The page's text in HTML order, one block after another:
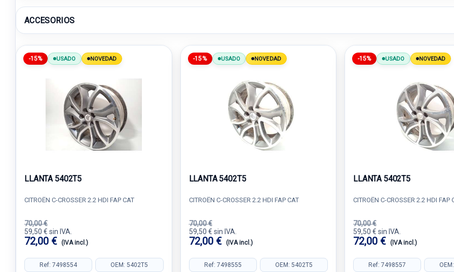
ACCESORIOS
-15% USADO NOVEDAD
LLANTA 5402T5
CITROËN C-CROSSER 2.2 HDI FAP CAT
70,00 €
59,50 € sin IVA.
72,00 € (IVA incl.)
Ref: 7498554 OEM: 5402T5
-15% USADO NOVEDAD
LLANTA 5402T5
CITROËN C-CROSSER 2.2 HDI FAP CAT
70,00 €
59,50 € sin IVA.
72,00 € (IVA incl.)
Ref: 7498555 OEM: 5402T5
-15% USADO NOVEDAD
LLANTA 5402T5
CITROËN C-CROSSER 2.2 HDI FAP
70,00 €
59,50 € sin IVA.
72,00 € (IVA incl.)
Ref: 7498557